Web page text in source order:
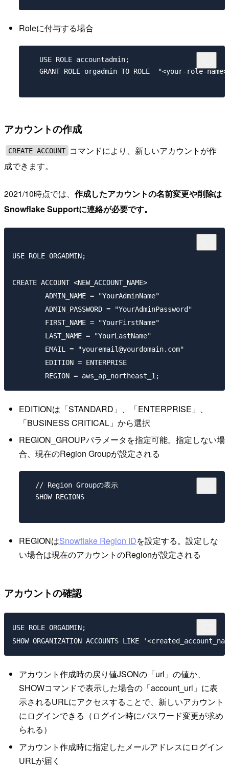
Roleに付与する場合
   USE ROLE accountadmin;
GRANT ROLE orgadmin TO ROLE  "<your-role-
アカウントの作成
CREATE ACCOUNT
コマンドにより、新しいアカウントが作
成できます。
2021/10時点では、 作成したアカウントの名前変更や削除は
Snowflake Supportに連絡が必要です。
USE ROLE ORGADMIN;
CREATE ACCOUNT <NEW_ACCOUNT_NAME>
        ADMIN_NAME = "YourAdminName"
        ADMIN_PASSWORD = "YourAdminPassword"
        FIRST_NAME = "YourFirstName"
        LAST_NAME = "YourLastName"
        EMAIL = "youremail@yourdomain.com"
        EDITION = ENTERPRISE
EDITIONは「STANDARD」、「ENTERPRISE」、
「BUSINESS CRITICAL」から選択
REGION_GROUPパラメータを指定可能。指定しない場
合、現在のRegion Groupが設定される
  // Region Groupの表示
  SHOW REGIONS
REGIONはSnowflake Region IDを設定する。設定しな
い場合は現在のアカウントのRegionが設定される
アカウントの確認
USE ROLE ORGADMIN;
アカウント作成時の戻り値JSONの「url」の値か、
SHOWコマンドで表示した場合の「account_url」に表
示されるURLにアクセスすることで、新しいアカウント
にログインできる（ログイン時にパスワード変更が求め
られる）
アカウント作成時に指定したメールアドレスにログイン
URLが届く